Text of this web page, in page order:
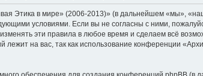
Этика в мире» (2006-2013)» (в дальнейшем «мы»,
условиями. Если вы не согласны с ними,
эти правила в любое время и сделаем всё
лежит на вас, так как использование конференции